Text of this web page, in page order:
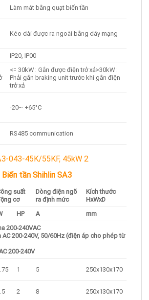
Làm mát bằng quạt biến tần
Kéo dài được ra ngoài bằng dây mạng
IP20, IP00
<= 30kW : Gắn được điện trở xả>30kW :
Phải gắn braking unit trước khi gắn điện
trở xả
-20~ +65°C
RS485 communication
Biến tần Shihlin SA3
suất
cơ
Dòng điện ngõ
ra định mức
Kích thước
HxWxD
HP A
mm
200-240VAC
AC 200-240V, 50/60Hz (điện áp cho phép từ
200-240V
1 5 250x130x170
2 8 250x130x170